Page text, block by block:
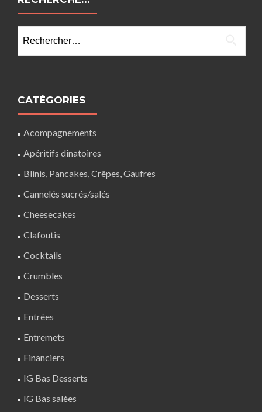
CATÉGORIES
Acompagnements
Apéritifs dînatoires
Blinis, Pancakes, Crêpes, Gaufres
Cannelés sucrés/salés
Cheesecakes
Clafoutis
Cocktails
Crumbles
Desserts
Entrées
Entremets
Financiers
IG Bas Desserts
IG Bas salées